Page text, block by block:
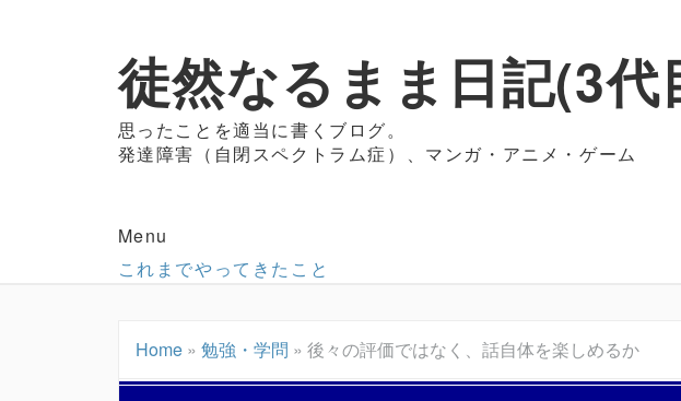
徒然なるまま日記(3代
思ったことを適当に書くブログ。
発達障害（自閉スペクトラム症）、マンガ・アニメ・ゲーム
Menu
これまでやってきたこと
Home» 勉強・学問 » 後々の評価ではなく、話自体を楽しめるか